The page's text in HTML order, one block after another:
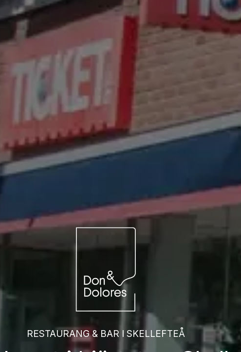
RESTAURANG & BAR I SKELLEFTEÅ